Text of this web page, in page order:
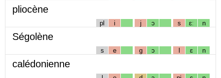
pliocène
pl i j ɔ s ɛː n
Ségolène
s e g ɔ l ɛ n
calédonienne